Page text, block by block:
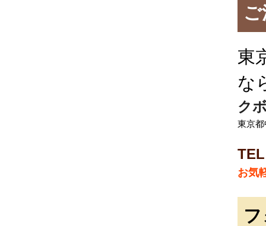
東
な
ク
東京
お気